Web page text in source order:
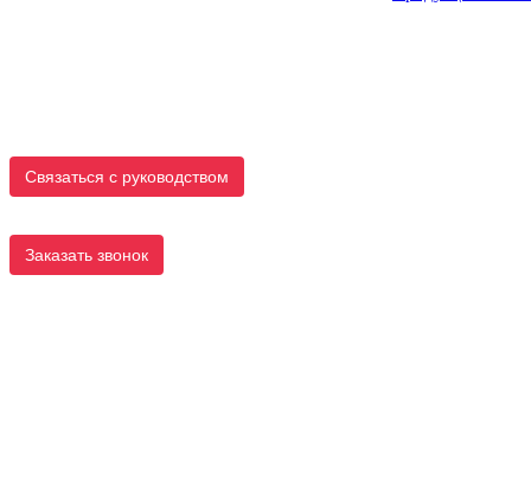
Связаться с руководством
Заказать звонок